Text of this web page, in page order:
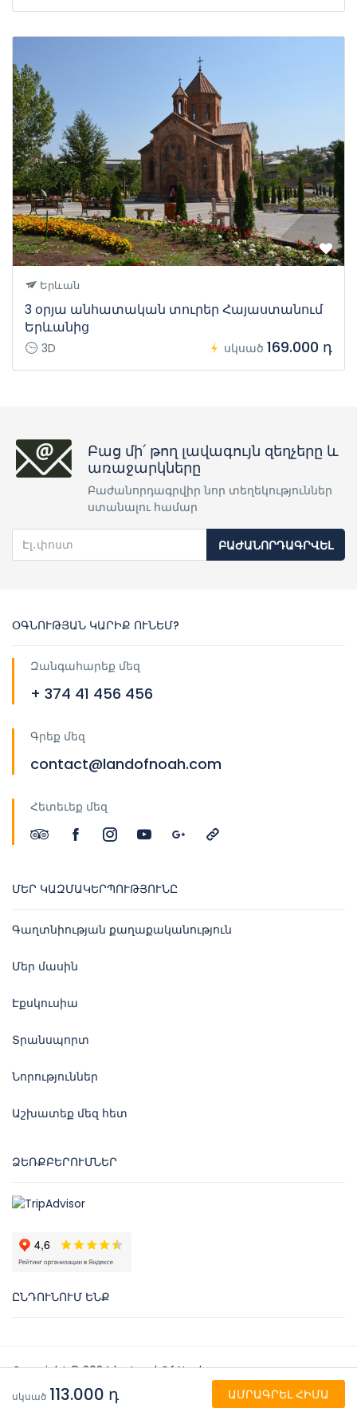
Երևան
3 օրյա անհատական տուրեր Հայաստանում
Երևանից
3D սկսած 169.000 դ
սկսած 113.000 դ ԱՄՐԱԳՐԵԼ ՀԻՄԱ
Բաց մի՛ թող լավագույն զեղչերը և
առաջարկները
Բաժանորդագրվիր նոր տեղեկություններ
ստանալու համար
ԲԱԺԱՆՈՐԴԱԳՐՎԵԼ
ՕԳՆՈՒԹՅԱՆ ԿԱՐԻՔ ՈՒՆԵՄ?
Զանգահարեք մեզ
+ 374 41 456 456
Գրեք մեզ
contact@landofnoah.com
Հետեւեք մեզ
ՄԵՐ ԿԱԶՄԱԿԵՐՊՈՒԹՅՈՒՆԸ
Գաղտնիության քաղաքականություն
Մեր մասին
Էքսկուսիա
Տրանսպորտ
Նորություններ
Աշխատեք մեզ հետ
ՁԵՌՔԲԵՐՈՒՄՆԵՐ
ԸՆԴՈՒՆՈՒՄ ԵՆՔ
Copyright © 2024 by Land Of Noah
Նոյի Երկիր